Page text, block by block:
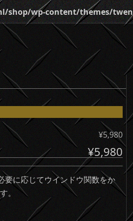
shop/wp-content/themes/
¥5,980
¥5,980
要に応じてウインドウ関数をか
。